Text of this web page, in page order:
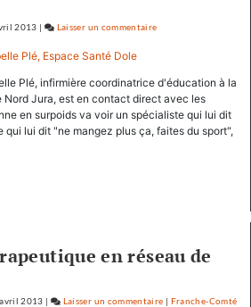
2013 | Laisser un commentaire
se
ressource
à
Plé, infirmière coordinatrice d'éducation à la
Nord Jura, est en contact direct avec les
en surpoids va voir un spécialiste qui lui dit
lui dit "ne mangez plus ça, faites du sport",
en réseau de
2013 | Laisser un commentaire on
| Franche-Comté